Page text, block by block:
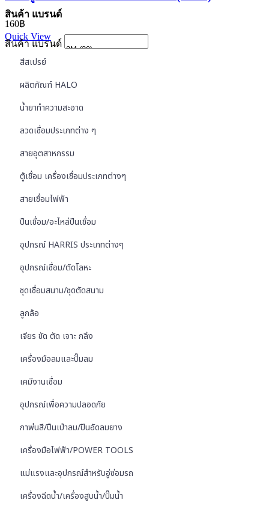
160฿
Quick View
สินค้า แบรนด์
สินค้า แบรนด์
สีสเปรย์
ผลิตภัณฑ์ HALO
น้ำยาทำความสะอาด
ลวดเชื่อมประเภทต่าง ๆ
สายอุตสาหกรรม
ตู้เชื่อม เครื่องเชื่อมประเภทต่างๆ
สายเชื่อมไฟฟ้า
ปืนเชื่อม/อะไหล่ปืนเชื่อม
อุปกรณ์ HARRIS ประเภทต่างๆ
อุปกรณ์เชื่อม/ตัดโลหะ
ชุดเชื่อมสนาม/ชุดตัดสนาม
ลูกล้อ
เจียร ขัด ตัด เจาะ กลึง
เครื่องมือลมและปั๊มลม
เคมีงานเชื่อม
อุปกรณ์เพื่อความปลอดภัย
กาพ่นสี/ปืนเป่าลม/ปืนอัดลมยาง
เครื่องมือไฟฟ้า/POWER TOOLS
แม่แรงและอุปกรณ์สำหรับอู่ซ่อมรถ
เครื่องฉีดน้ำ/เครื่องสูบน้ำ/ปั๊มน้ำ